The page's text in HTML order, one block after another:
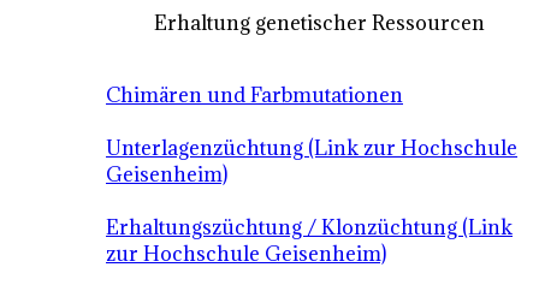
Erhaltung genetischer Ressourcen
Chimären und Farbmutationen
Unterlagenzüchtung (Link zur Hochschule
Geisenheim)
Erhaltungszüchtung / Klonzüchtung (Link
zur Hochschule Geisenheim)